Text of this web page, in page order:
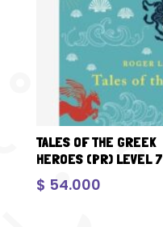
TALES OF THE GREEK
HEROES (PR) LEVEL 7
$ 54.000